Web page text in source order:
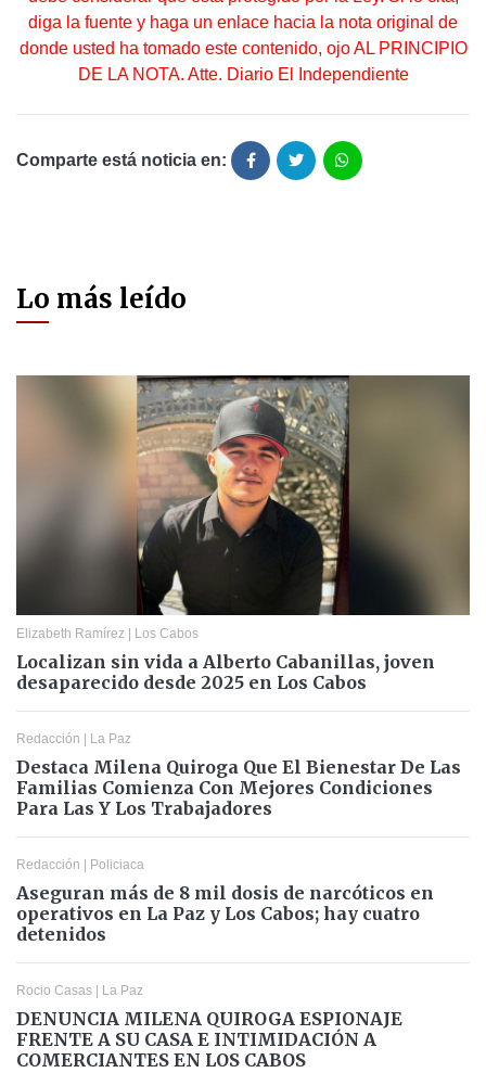
diga la fuente y haga un enlace hacia la nota original de
donde usted ha tomado este contenido, ojo AL PRINCIPIO
DE LA NOTA. Atte. Diario El Independiente
Comparte está noticia en:
Lo más leído
Elizabeth Ramírez Los Cabos
Localizan sin vida a Alberto Cabanillas, joven
desaparecido desde 2025 en Los Cabos
Redacción La Paz
Destaca Milena Quiroga Que El Bienestar De Las
Familias Comienza Con Mejores Condiciones
Para Las Y Los Trabajadores
Redacción Policiaca
Aseguran más de 8 mil dosis de narcóticos en
operativos en La Paz y Los Cabos; hay cuatro
detenidos
Rocio Casas La Paz
DENUNCIA MILENA QUIROGA ESPIONAJE
FRENTE A SU CASA E INTIMIDACIÓN A
COMERCIANTES EN LOS CABOS